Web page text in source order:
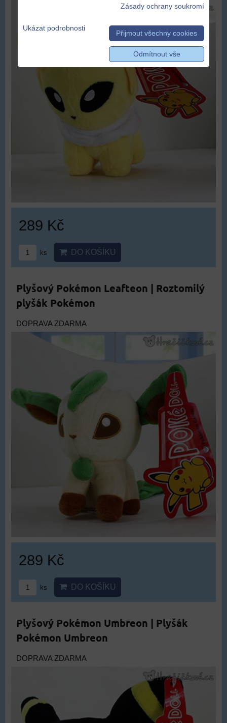
289 Kč
ks DO KOŠÍKU
Plyšový Pokémon Leafteon | Roztomilý
plyšák Pokémon
DOPRAVA ZDARMA
289 Kč
ks DO KOŠÍKU
Plyšový Pokémon Umbreon | Plyšák
Pokémon Umbreon
DOPRAVA ZDARMA
Zásady ochrany soukromí
Ukázat podrobnosti
Přijmout všechny cookies
Odmítnout vše